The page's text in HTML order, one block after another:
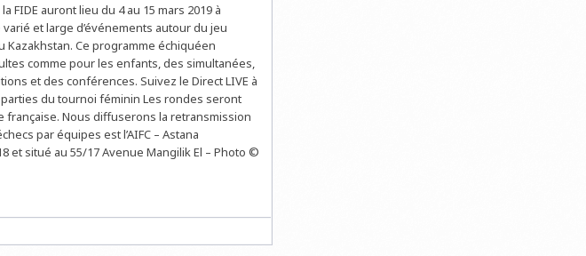
FIDE auront lieu du 4 au 15 mars 2019 à
et large d’événements autour du jeu
Kazakhstan. Ce programme échiquéen
comme pour les enfants, des simultanées,
et des conférences. Suivez le Direct LIVE à
du tournoi féminin Les rondes seront
française. Nous diffuserons la retransmission
par équipes est l’AIFC – Astana
et situé au 55/17 Avenue Mangilik El – Photo ©